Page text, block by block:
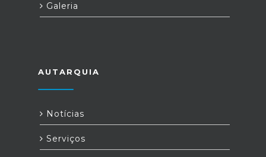
Galeria
AUTARQUIA
Notícias
Serviços